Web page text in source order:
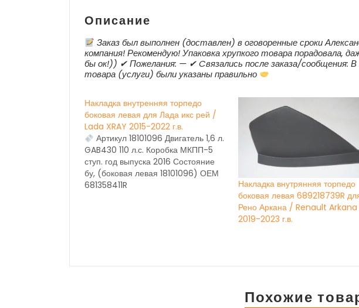
Описание
Заказ был выполнен (доставлен) в оговоренные сроки
компания! Рекомендую! Упаковка хрупкого товара порадовала,
бы ок!)) ✔ Пожелания: — ✔ Cвязались после заказа/сообщения:
товара (услуги) были указаны правильно
Накладка внутренняя торпедо
боковая левая для Лада икс рей /
Lada XRAY 2015-2022 г.в.
Артикул 18101096 Двигатель 1,6 л.
GAB430 110 л.с. Коробка МКПП-5
ступ. год выпуска 2016 Состояние
бу, (боковая левая 18101096) ОЕМ
681358411R
Накладка внутрянняя торпедо
боковая левая 689218739R
Рено Аркана / Renault Arkana
2019-2023 г.в.
Похожие